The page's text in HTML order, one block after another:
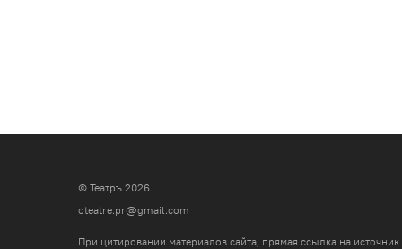
© Театръ 2026
oteatre.pr@gmail.com
При цитировании материалов сайта, прямая ссылка на источник